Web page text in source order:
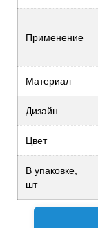
Применение
Материал
Дизайн
Цвет
В упаковке,
шт